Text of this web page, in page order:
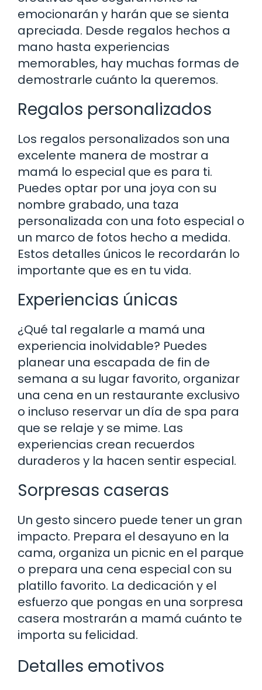
emocionarán y harán que se sienta
apreciada. Desde regalos hechos a
mano hasta experiencias
memorables, hay muchas formas de
demostrarle cuánto la queremos.
Regalos personalizados
Los regalos personalizados son una
excelente manera de mostrar a
mamá lo especial que es para ti.
Puedes optar por una joya con su
nombre grabado, una taza
personalizada con una foto especial o
un marco de fotos hecho a medida.
Estos detalles únicos le recordarán lo
importante que es en tu vida.
Experiencias únicas
¿Qué tal regalarle a mamá una
experiencia inolvidable? Puedes
planear una escapada de fin de
semana a su lugar favorito, organizar
una cena en un restaurante exclusivo
o incluso reservar un día de spa para
que se relaje y se mime. Las
experiencias crean recuerdos
duraderos y la hacen sentir especial.
Sorpresas caseras
Un gesto sincero puede tener un gran
impacto. Prepara el desayuno en la
cama, organiza un picnic en el parque
o prepara una cena especial con su
platillo favorito. La dedicación y el
esfuerzo que pongas en una sorpresa
casera mostrarán a mamá cuánto te
importa su felicidad.
Detalles emotivos